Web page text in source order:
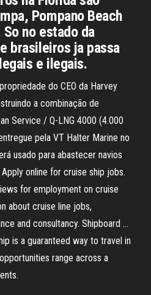
Pompano Beach
no estado da
brasileiros ja passa
e ilegais.
do CEO da Harvey
a combinação de
Service / Q-LNG 4000 (4.000
pela VT Halter Marine no
usado para abastecer navios
online for cruise ship jobs.
for employment on cruise
about cruise line jobs,
and consultancy. Shipboard …
is a guaranteed way to travel in
range across a